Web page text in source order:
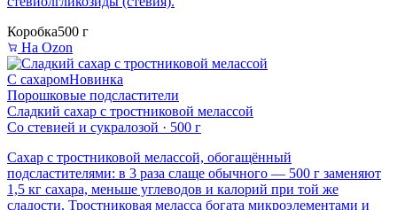
Коробка500 г
На Ozon
С сахаромНовинка
Порошковые подсластители
Сладкий сахар с тростниковой мелассой
Со стевией и сукралозой · 500 г
Сахар с тростниковой мелассой, обогащённый
подсластителями: в 3 раза слаще обычного — 500 г заменяют
1,5 кг сахара, меньше углеводов и калорий при той же
сладости. Тростниковая меласса богата микроэлементами и